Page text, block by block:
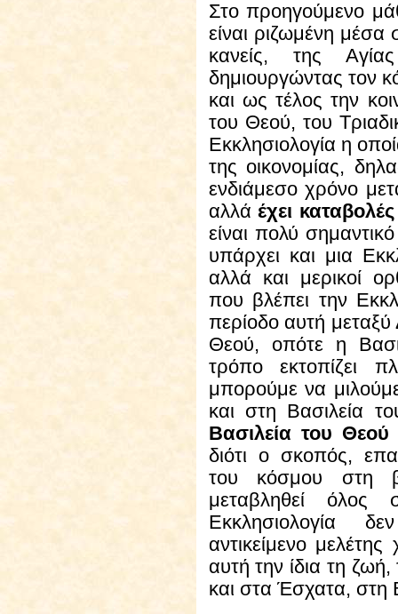
Στοπροηγούμενο
είναι ριζωμένη
κανείς, της
δημιουργώντας τον
και ως τέλος την
του Θεού, του
Εκκλησιολογία η
της οικονομίας,
ενδιάμεσο χρόνο
αλλά έχει
είναι πολύ
υπάρχει και μια
αλλά και μερικοί
που βλέπει την
περίοδο αυτή μεταξύ
Θεού, οπότε η
τρόπο εκτοπίζει
μπορούμε να
και στη Βασιλεία
Βασιλεία του Θεού
διότι ο σκοπός,
του κόσμου στη
μεταβληθεί
Εκκλησιολογία
αντικείμενο
αυτή την ίδια τη
και στα Έσχατα, στη